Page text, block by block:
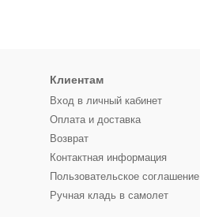
Клиентам
Вход в личный кабинет
Оплата и доставка
Возврат
Контактная информация
Пользовательское соглашение
Ручная кладь в самолет